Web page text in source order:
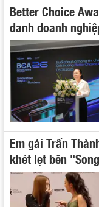
Better Choice
danh doanh
Em gái Trấn
khét lẹt bên